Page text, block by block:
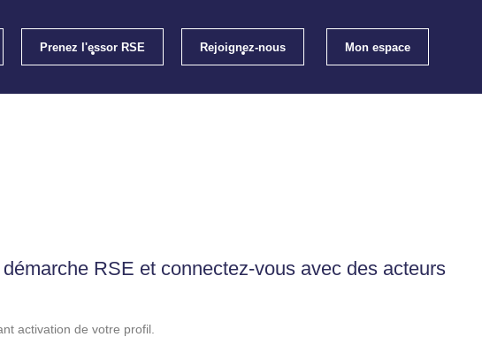
Prenez l'essor RSE Rejoignez-nous Mon espace
RSE et connectez-vous avec des acteurs
activation de votre profil.